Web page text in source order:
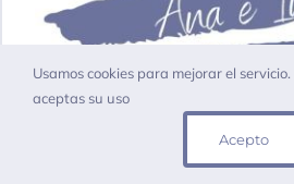
– Planifica tu
Usamos cookies para mejorar el
aceptas su uso
Acepto